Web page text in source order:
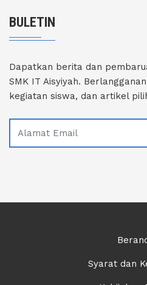
BULETIN
Dapatkan berita dan
SMK IT Aisyiyah.
kegiatan siswa, dan artikel
Syarat dan